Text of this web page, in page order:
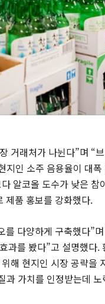
거래처가 나뉜다”며 “
인 소주 음용율이 대
알코올 도수가 낮은 참
제품 홍보를 강화했다.
다양하게 구축했다”
과를 봤다”고 설명했다.
해 현지인 시장 공략을
과 가치를 인정받는데